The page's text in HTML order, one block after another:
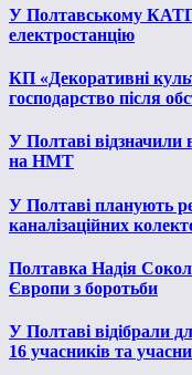
У Полтавському
електростанцію
КП «Декоративні
господарство після
У Полтаві відзначили
на НМТ
У Полтаві планують
каналізаційних
Полтавка Надія
Європи з боротьби
У Полтаві відібрали
16 учасників та